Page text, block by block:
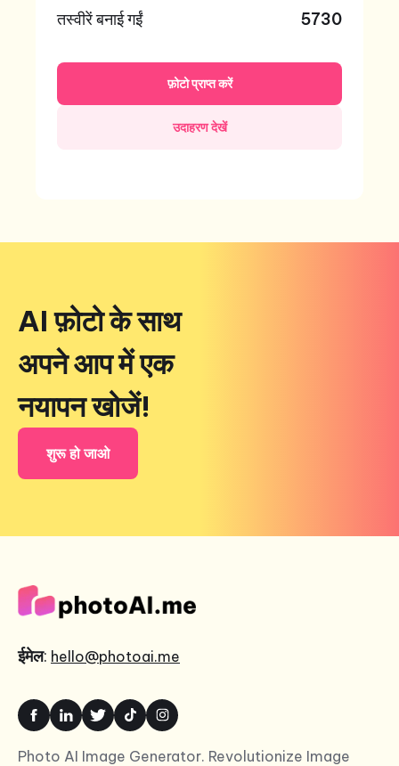
तस्वीरें बनाई गईं 5730
फ़ोटो प्राप्त करें
उदाहरण देखें
AI फ़ोटो के साथ
अपने आप में एक
नयापन खोजें!
शुरू हो जाओ
ईमेल: hello@photoai.me
Photo AI Image Generator. Revolutionize Image